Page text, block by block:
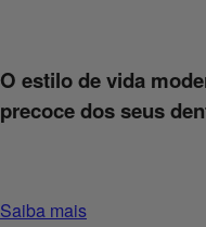
O estilo de vida
precoce dos seus
Saiba mais